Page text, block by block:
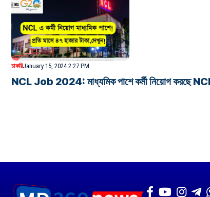
চাকরিJanuary 15, 2024 2:27 PM
NCL Job 2024: মাধ্যমিক পাশে কর্মী নিয়োগ করছে